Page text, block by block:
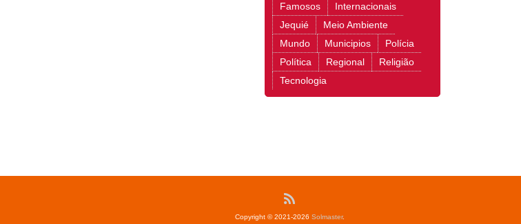
Famosos
Internacionais
Jequié
Meio Ambiente
Mundo
Municipios
Polícia
Política
Regional
Religião
Tecnologia
Copyright © 2021-2026 Solmaster.